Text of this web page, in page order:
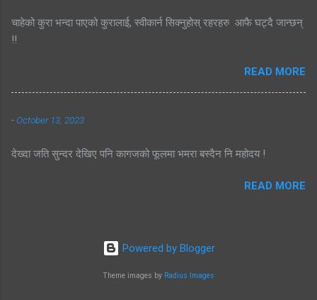
चाहेको कुरा भन्दा पाएको कुरालाई, स्वीकार्न सिक्नुहोस् रहरहरु आफै घट्दै जान्छन्
!!
READ MORE
-October 13, 2023
देख्दा जति सुन्दर देखिए पनि कागजको फूलमा भमरा बस्दैन नि महोदय !
READ MORE
Powered by Blogger
Theme images by Radius Images